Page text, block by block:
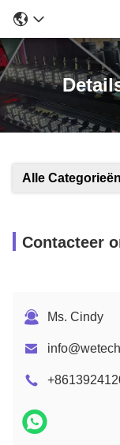
Alle Categorieën
Contacteer
Ms. Cindy